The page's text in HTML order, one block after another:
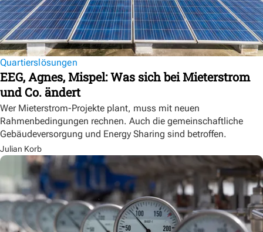
Quartierslösungen
EEG, Agnes, Mispel: Was sich bei Mieterstrom
und Co. ändert
Wer Mieterstrom-Projekte plant, muss mit neuen
Rahmenbedingungen rechnen. Auch die gemeinschaftliche
Gebäudeversorgung und Energy Sharing sind betroffen.
Julian Korb